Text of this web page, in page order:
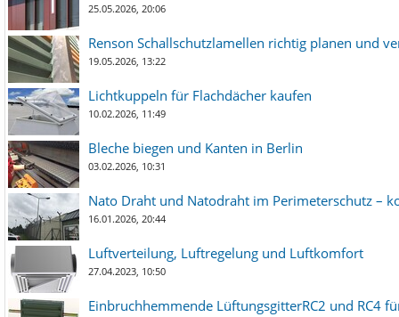
25.05.2026, 20:06
Renson Schallschutzlamellen richtig planen und
19.05.2026, 13:22
Lichtkuppeln für Flachdächer kaufen
10.02.2026, 11:49
Bleche biegen und Kanten in Berlin
03.02.2026, 10:31
Nato Draht und Natodraht im Perimeterschutz –
16.01.2026, 20:44
Luftverteilung, Luftregelung und Luftkomfort
27.04.2023, 10:50
Einbruchhemmende LüftungsgitterRC2 und RC4